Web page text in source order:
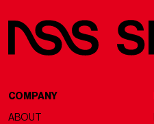
COMPANY
ABOUT